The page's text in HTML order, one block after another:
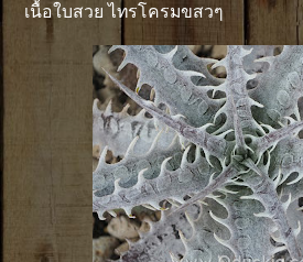
เนื้อใบสวย ไทรโครมขสวๆ